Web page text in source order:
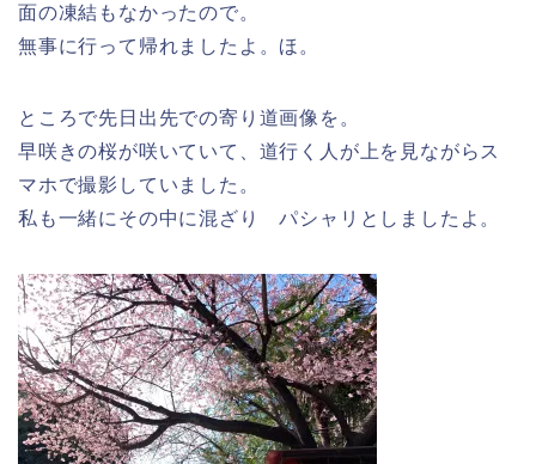
面の凍結もなかったので。
無事に行って帰れましたよ。ほ。
ところで先日出先での寄り道画像を。
早咲きの桜が咲いていて、道行く人が上を見ながらス
マホで撮影していました。
私も一緒にその中に混ざり パシャリとしましたよ。